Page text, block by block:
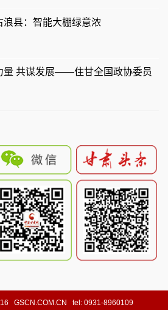
浪县：智能大棚绿意浓
量 共谋发展——住甘全国政协委员
GSCN.COM.CN tel: 0931-8960109